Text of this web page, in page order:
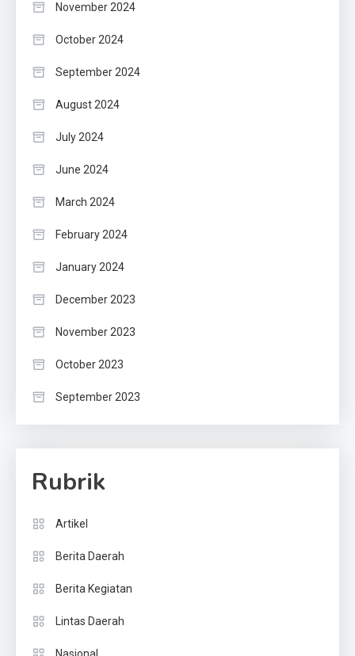
November 2024
October 2024
September 2024
August 2024
July 2024
June 2024
March 2024
February 2024
January 2024
December 2023
November 2023
October 2023
September 2023
Rubrik
Artikel
Berita Daerah
Berita Kegiatan
Lintas Daerah